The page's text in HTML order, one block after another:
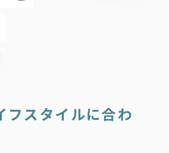
フスタイルに合わ